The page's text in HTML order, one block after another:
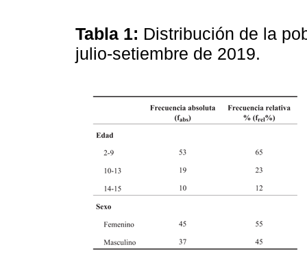
Tabla 1: Distribución de la
julio-setiembre de 2019.